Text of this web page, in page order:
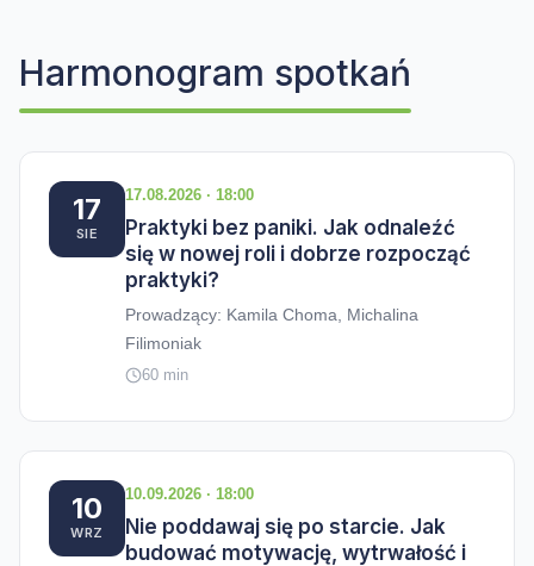
Harmonogram spotkań
17
SIE
17.08.2026 · 18:00
Praktyki bez paniki. Jak odnaleźć
się w nowej roli i dobrze rozpocząć
praktyki?
Prowadzący: Kamila Choma, Michalina
Filimoniak
60 min
10
WRZ
10.09.2026 · 18:00
Nie poddawaj się po starcie. Jak
budować motywację, wytrwałość i